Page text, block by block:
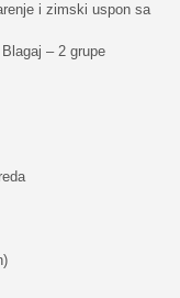
i zimski uspon sa
– 2 grupe